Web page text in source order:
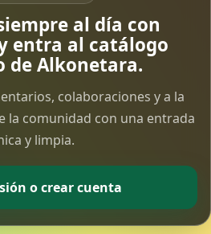
al día con
entra al catálogo
de Alkonetara.
colaboraciones y a la
la comunidad con una entrada
y limpia.
o crear cuenta